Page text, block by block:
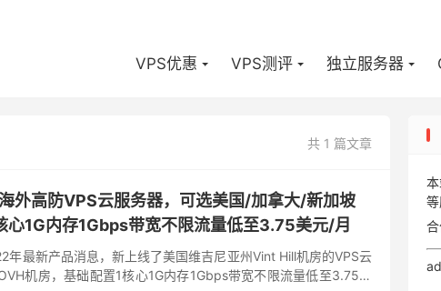
VPS优惠 VPS测评 独立服务器
共 1 篇文章
外高防VPS云服务器，可选美国/加拿大/新加坡
心1G内存1Gbps带宽不限流量低至3.75美元/月
年最新产品消息，新上线了美国维吉尼亚州Vint Hill机房的VPS云
机房，基础配置1核心1G内存1Gbps带宽不限流量低至3.75美
本
等